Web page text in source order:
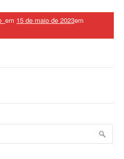
em 15 de maio de 2023em